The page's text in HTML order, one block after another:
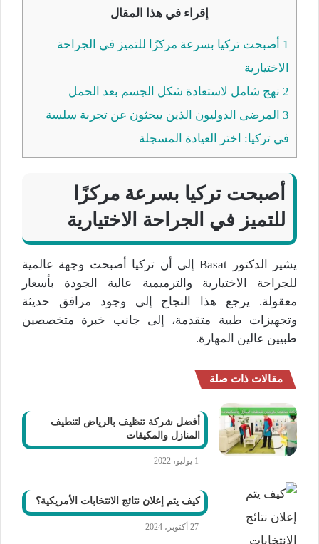
إقراء في هذا المقال
1 أصبحت تركيا بسرعة مركزًا للتميز في الجراحة
الاختيارية
2 نهج شامل لاستعادة شكل الجسم بعد الحمل
3 المرضى الدوليون الذين يبحثون عن تجربة سلسة
في تركيا: اختر العيادة المسجلة
أصبحت تركيا بسرعة مركزًا
للتميز في الجراحة الاختيارية
يشير الدكتور Basat إلى أن تركيا أصبحت وجهة عالمية
للجراحة الاختيارية والترميمية عالية الجودة بأسعار
معقولة. يرجع هذا النجاح إلى وجود مرافق حديثة
وتجهيزات طبية متقدمة، إلى جانب خبرة متخصصين
طبيين عالين المهارة.
مقالات ذات صلة
أفضل شركة تنظيف بالرياض لتنطيف
المنازل والمكيفات
1 يوليو، 2022
كيف يتم إعلان نتائج الانتخابات الأمريكية؟
27 أكتوبر، 2024